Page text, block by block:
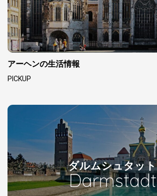
アーヘンの生活情報
PICKUP
ダルムシュタット
Darmstadt